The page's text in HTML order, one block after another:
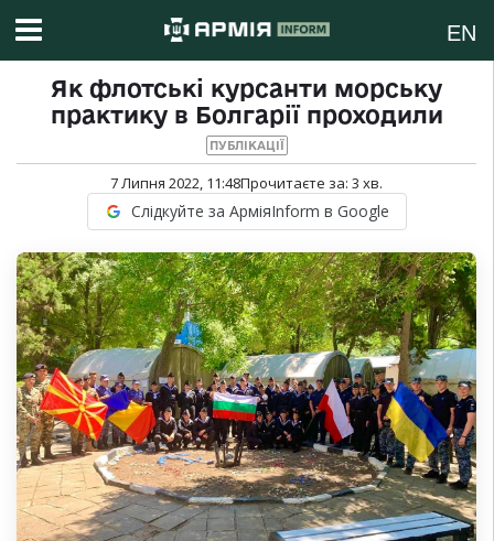
EN
Як флотські курсанти морську
практику в Болгарії проходили
ПУБЛІКАЦІЇ
7 Липня 2022, 11:48Прочитаєте за: 3 хв.
Слідкуйте за АрміяInform в Google